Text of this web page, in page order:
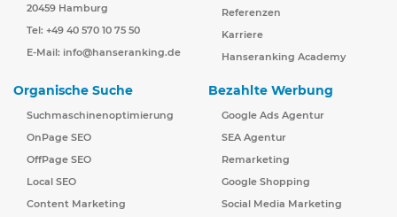
20459 Hamburg
Tel: +49 40 570 10 75 50
E-Mail: info@hanseranking.de
Referenzen
Karriere
Hanseranking Academy
Organische Suche
Suchmaschinenoptimierung
OnPage SEO
OffPage SEO
Local SEO
Content Marketing
Bezahlte Werbung
Google Ads Agentur
SEA Agentur
Remarketing
Google Shopping
Social Media Marketing